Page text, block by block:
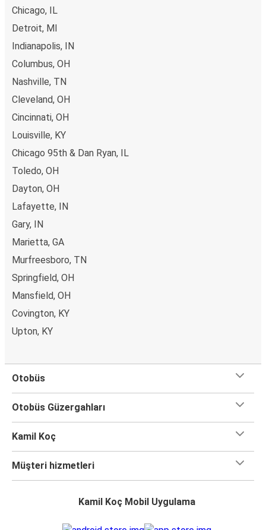
Chicago, IL
Detroit, MI
Indianapolis, IN
Columbus, OH
Nashville, TN
Cleveland, OH
Cincinnati, OH
Louisville, KY
Chicago 95th & Dan Ryan, IL
Toledo, OH
Dayton, OH
Lafayette, IN
Gary, IN
Marietta, GA
Murfreesboro, TN
Springfield, OH
Mansfield, OH
Covington, KY
Upton, KY
Otobüs
Otobüs Güzergahları
Kamil Koç
Müşteri hizmetleri
Kamil Koç Mobil Uygulama